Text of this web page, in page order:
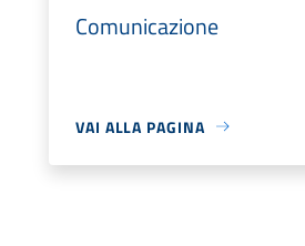
Comunicazione
VAI ALLA PAGINA